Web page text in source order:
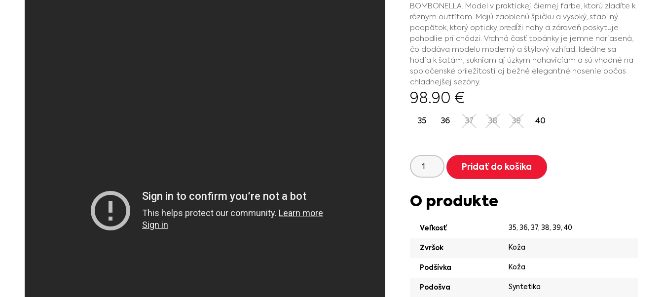
BOMBONELLA. Model v praktickej čiernej farbe, ktorú zladíte k
rôznym outfitom. Majú zaoblenú špičku a vysoký, stabilný
podpätok, ktorý opticky predĺži nohy a zároveň poskytuje
pohodlie pri chôdzi. Vrchná časť topánky je jemne nariasená,
čo dodáva modelu moderný a štýlový vzhľad. Ideálne sa
hodia k šatám, sukniam aj úzkym nohaviciam a sú vhodné na
spoločenské príležitosti aj bežné elegantné nosenie počas
chladnejšej sezóny.
98.90€
35 36 37 38 39 40
Pridať do košíka
O produkte
Veľkosť 35,36,37,38,39,40
Zvršok Koža
Podšívka Koža
Podošva Syntetika